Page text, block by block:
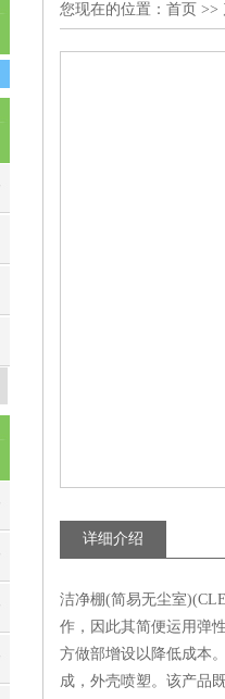
您现在的位置： 首页 >>
详细介绍
洁净棚(简易无尘室
作，因此其简便运用弹
方做部增设以降低成本
成，外壳喷塑。该产品